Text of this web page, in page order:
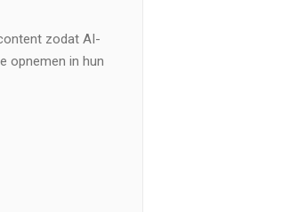
zodat AI-
opnemen in hun